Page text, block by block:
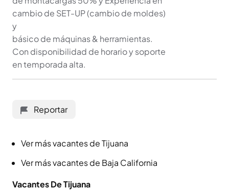
cambio de SET-UP (cambio de moldes)
y
básico de máquinas & herramientas.
Con disponibilidad de horario y soporte
en temporada alta.
Reportar
Ver más vacantes de Tijuana
Ver más vacantes de Baja California
Vacantes De Tijuana